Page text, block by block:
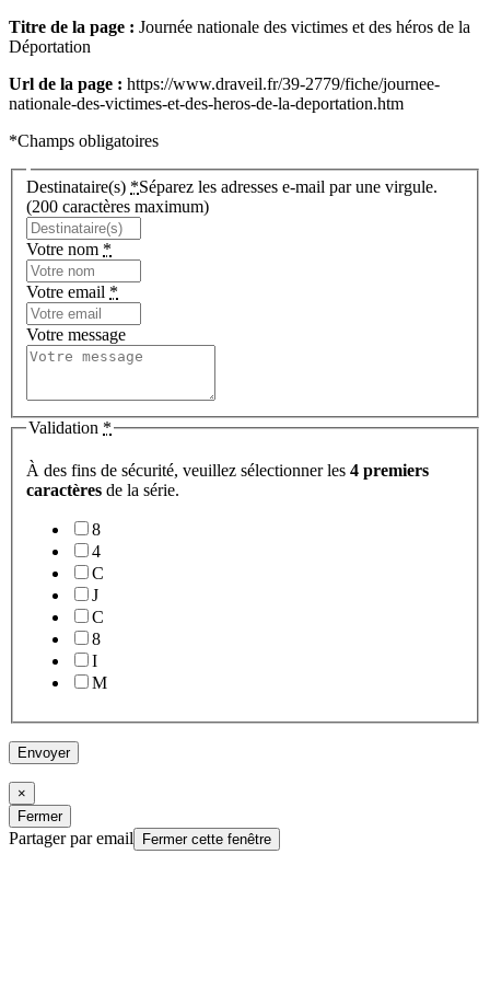
Titre de la page : Journée nationale des victimes et des héros de la
Déportation
Url de la page : https://www.draveil.fr/39-2779/fiche/journee-
nationale-des-victimes-et-des-heros-de-la-deportation.htm
*Champs obligatoires
Destinataire(s) *Séparez les adresses e-mail par une virgule.
(200 caractères maximum)
Votre nom *
Votre email *
Votre message
Validation *
À des fins de sécurité, veuillez sélectionner les 4 premiers
caractères de la série.
8
4
C
J
C
8
I
M
Envoyer
×
Fermer
Partager par email Fermer cette fenêtre